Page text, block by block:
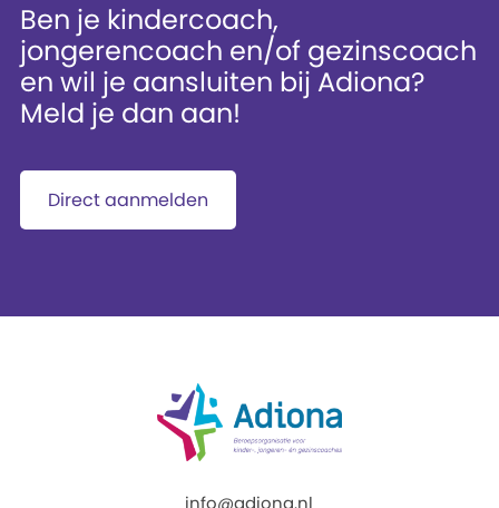
Ben je kindercoach,
jongerencoach en/of gezinscoach
en wil je aansluiten bij Adiona?
Meld je dan aan!
Direct aanmelden
info@adiona.nl